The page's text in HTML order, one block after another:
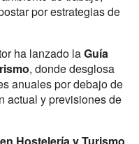
por estrategias de
ha lanzado laGuía
, donde desglosa
anuales por debajo de
actual y previsiones de
Hostelería y Turismo,